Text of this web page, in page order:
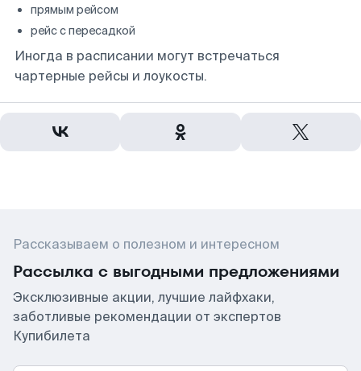
прямым рейсом
рейс с пересадкой
Иногда в расписании могут встречаться
чартерные рейсы и лоукосты.
Рассказываем о полезном и интересном
Рассылка с выгодными предложениями
Эксклюзивные акции, лучшие лайфхаки,
заботливые рекомендации от экспертов
Купибилета